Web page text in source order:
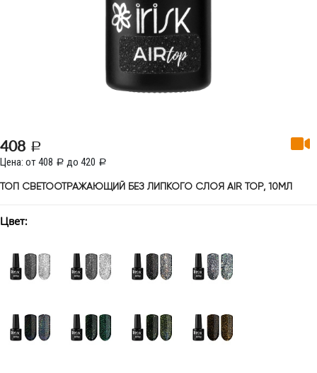
408
Цена: от 408 до 420
ТОП СВЕТООТРАЖАЮЩИЙ БЕЗ ЛИПКОГО СЛОЯ AIR TOP, 10МЛ
Цвет: